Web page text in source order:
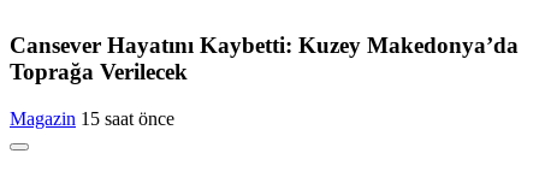
Cansever Hayatını Kaybetti: Kuzey Makedonya’da
Toprağa Verilecek
Magazin 15 saat önce